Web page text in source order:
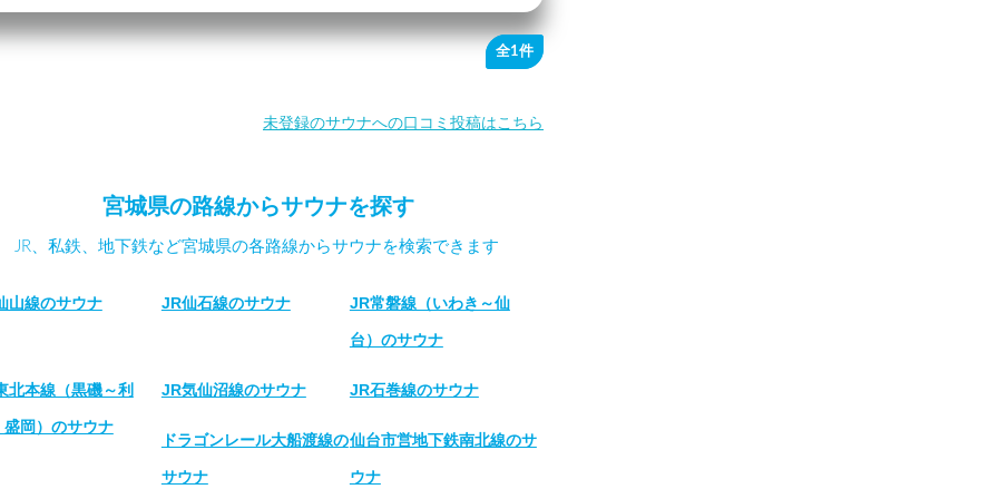
全1件
未登録のサウナへの口コミ投稿はこちら
宮城県の路線からサウナを探す
JR、私鉄、地下鉄など宮城県の各路線からサウナを検索できます
山線のサウナ JR仙石線のサウナ JR常磐線（いわき～仙
台）のサウナ
北本線（黒磯～利
盛岡）のサウナ
JR気仙沼線のサウナ JR石巻線のサウナ
ドラゴンレール大船渡線の
サウナ
仙台市営地下鉄南北線のサ
ウナ